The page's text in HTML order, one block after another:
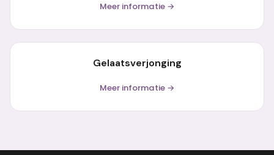
Meer informatie →
Gelaatsverjonging
Meer informatie →